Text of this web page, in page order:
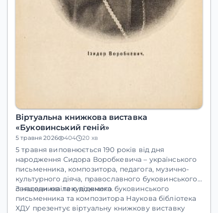
Віртуальна книжкова виставка
«Буковинський геній»
5 травня 2026 404 20 хв
5 травня виповнюється190 років від дня
народження Сидора Воробкевича – українського
письменника, композитора, педагога, музично-
культурного діяча, православного буковинського
священника та художника.
З нагоди ювілею відомого буковинського
письменника та композитора Наукова бібліотека
ХДУ презентує віртуальну книжкову виставку